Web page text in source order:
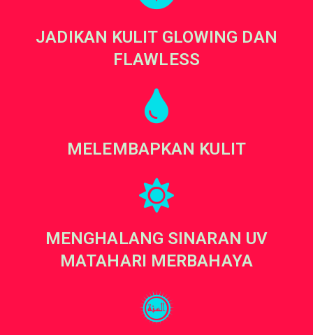
JADIKAN KULIT GLOWING DAN
FLAWLESS
MELEMBAPKAN KULIT
MENGHALANG SINARAN UV
MATAHARI MERBAHAYA